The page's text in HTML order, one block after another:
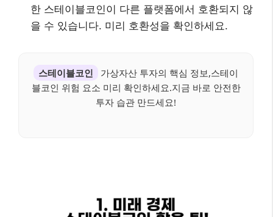
한 스테이블코인이 다른 플랫폼에서 호환되지 않
을 수 있습니다. 미리 호환성을 확인하세요.
스테이블코인
가상자산 투자의 핵심 정보,스테이
블코인 위험 요소 미리 확인하세요.지금 바로 안전한
투자 습관 만드세요!